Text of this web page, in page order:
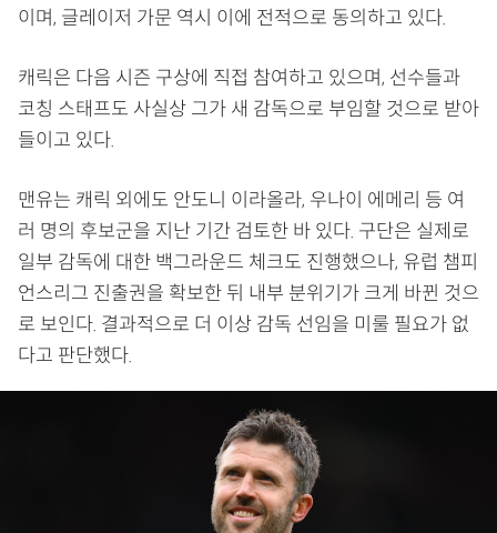
이며, 글레이저 가문 역시 이에 전적으로 동의하고 있다.
캐릭은 다음 시즌 구상에 직접 참여하고 있으며, 선수들과
코칭 스태프도 사실상 그가 새 감독으로 부임할 것으로 받아
들이고 있다.
맨유는 캐릭 외에도 안도니 이라올라, 우나이 에메리 등 여
러 명의 후보군을 지난 기간 검토한 바 있다. 구단은 실제로
일부 감독에 대한 백그라운드 체크도 진행했으나, 유럽 챔피
언스리그 진출권을 확보한 뒤 내부 분위기가 크게 바뀐 것으
로 보인다. 결과적으로 더 이상 감독 선임을 미룰 필요가 없
다고 판단했다.